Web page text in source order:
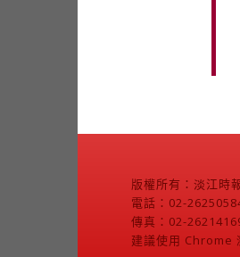
版權所有：淡江時
電話：02-
傳真：02-
建議使用 Chrome